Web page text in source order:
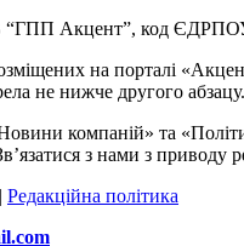
“ГПП Акцент”, код
на порталі
не нижче другого
компаній» та
з нами з приводу
| Редакційна політика